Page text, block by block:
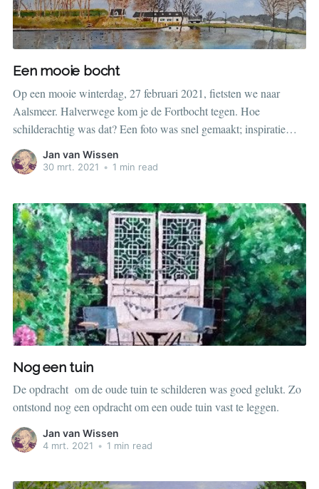
Een mooie bocht
Op een mooie winterdag, 27 februari 2021, fietsten we naar
Aalsmeer. Halverwege kom je de Fortbocht tegen. Hoe
schilderachtig was dat? Een foto was snel gemaakt; inspiratie
voor een schilderij kort daarna.
Jan van Wissen
30 mrt. 2021 • 1 min read
Nog een tuin
De opdracht om de oude tuin te schilderen was goed gelukt. Zo
ontstond nog een opdracht om een oude tuin vast te leggen.
Jan van Wissen
4 mrt. 2021 • 1 min read